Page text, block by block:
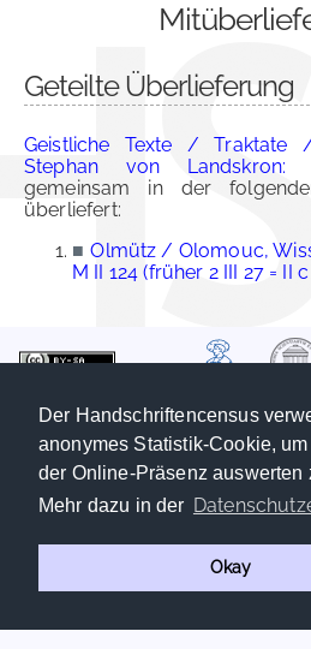
Der Handschriftencensus
anonymes Statistik-Cookie,
der Online-Präsenz auswerten
Mehr dazu in der
Okay
Geteilte Überlieferung
Geistliche Texte / Traktate
Stephan von Landskron:
gemeinsam in der
überliefert:
■ Olmütz / Olomouc,
M II 124 (früher 2 III 27 = II